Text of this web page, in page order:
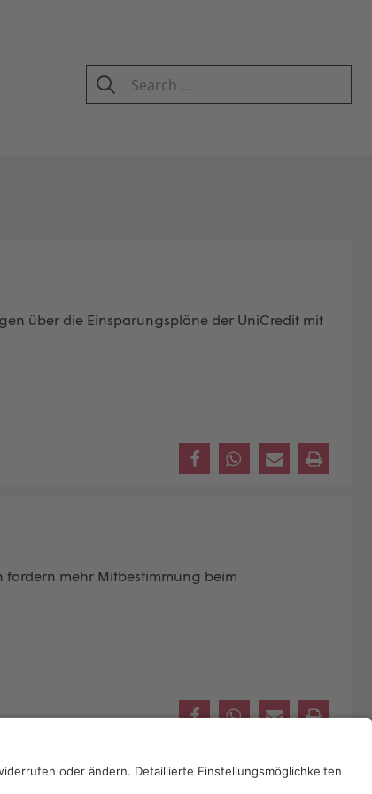
SEARCH
Search
for:
über die Einsparungspläne der UniCredit mit
mehr Mitbestimmung beim